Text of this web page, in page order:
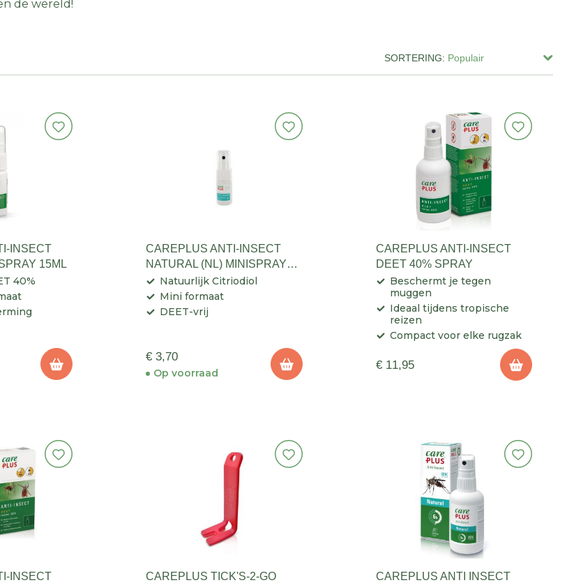
de wereld!
SORTERING:
INSECT
15ML
40%
CAREPLUS ANTI-INSECT
NATURAL (NL) MINISPRAY
CITRIODIOL 15ML
Natuurlijk Citriodiol
Mini formaat
DEET-vrij
€ 3,70
Op voorraad
CAREPLUS ANTI-INSECT
DEET 40% SPRAY
Beschermt je tegen
muggen
Ideaal tijdens tropische
reizen
Compact voor elke rugzak
€ 11,95
INSECT
CAREPLUS TICK'S-2-GO
CAREPLUS ANTI INSECT